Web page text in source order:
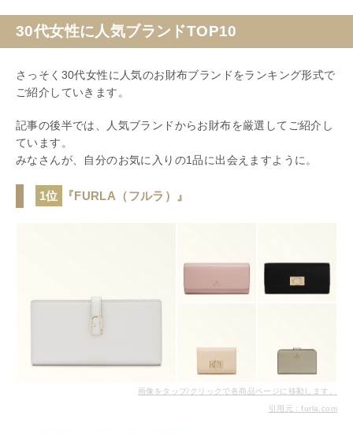
30代女性に人気ブランドTOP10
さっそく30代女性に人気のお財布ブランドをランキング形式で
ご紹介していきます。
記事の後半では、人気ブランドからお財布を厳選してご紹介し
ています。
みなさんが、自分のお気に入りの1品に出会えますように。
1位 『FURLA（フルラ）』
画像をタップ/クリックで各商品ページに移動します。
引用元：furla.com